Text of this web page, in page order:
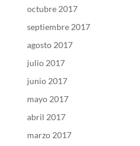
octubre 2017
septiembre 2017
agosto 2017
julio 2017
junio 2017
mayo 2017
abril 2017
marzo 2017